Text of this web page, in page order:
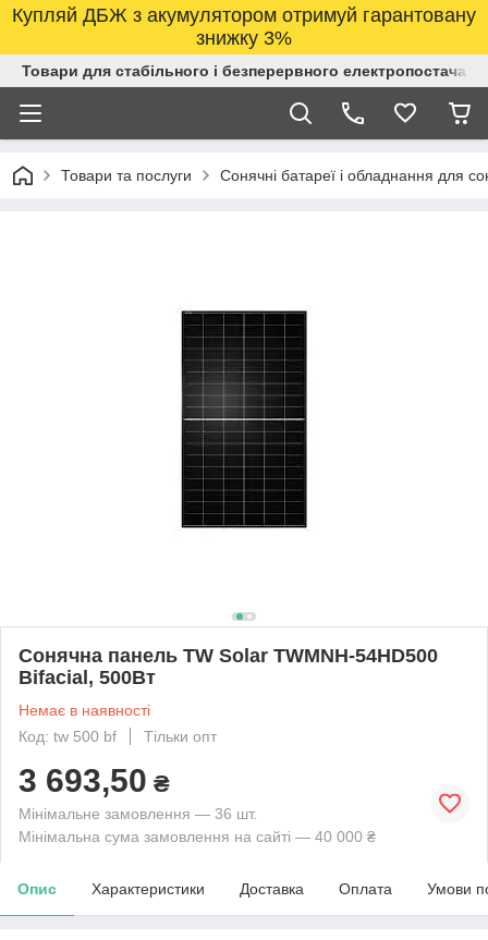
Купляй ДБЖ з акумулятором отримуй гарантовану
знижку 3%
Товари для стабільного і безперервного
Товари та послуги Сонячні батареї і обладнання для
Сонячна панель TW Solar TWMNH-54HD500
Bifacial, 500Вт
Немає в наявності
Код: tw 500 bf
Тільки опт
3 693,50 ₴
Мінімальне замовлення — 36 шт.
Мінімальна сума замовлення на сайті — 40 000 ₴
Опис Характеристики Доставка Оплата Умови